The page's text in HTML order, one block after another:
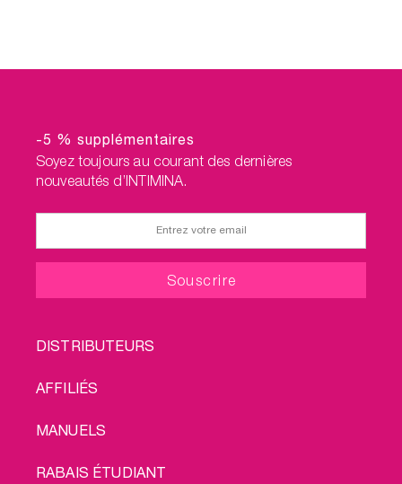
-5 % supplémentaires
Soyez toujours au courant des dernières
nouveautés d’INTIMINA.
FOOTER
DISTRIBUTEURS
AFFILIÉS
MANUELS
RABAIS ÉTUDIANT